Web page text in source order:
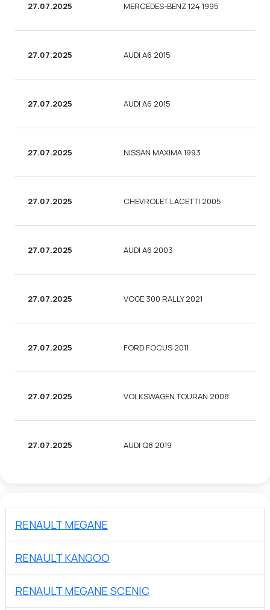
27.07.2025 MERCEDES-BENZ 124 1995
27.07.2025 AUDI A6 2015
27.07.2025 AUDI A6 2015
27.07.2025 NISSAN MAXIMA 1993
27.07.2025 CHEVROLET LACETTI 2005
27.07.2025 AUDI A6 2003
27.07.2025 VOGE 300 RALLY 2021
27.07.2025 FORD FOCUS 2011
27.07.2025 VOLKSWAGEN TOURAN 2008
27.07.2025 AUDI Q8 2019
RENAULT MEGANE
RENAULT KANGOO
RENAULT MEGANE SCENIC